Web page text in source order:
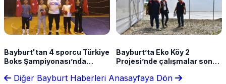
Bayburt'tan 4 sporcu Türkiye
Boks Şampiyonası’nda
Bayburt’ta Eko Köy 2
Projesi’nde çalışmalar son
Diğer Bayburt Haberleri Anasayfaya Dön